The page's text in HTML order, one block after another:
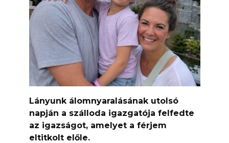
Lányunk álomnyaralásának utolsó
napján a szálloda igazgatója felfedte
az igazságot, amelyet a férjem
eltitkolt előle.